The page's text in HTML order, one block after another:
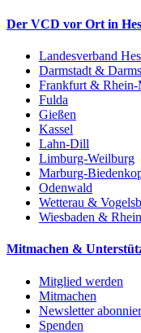
Der VCD vor Ort in
Landesverband
Darmstadt &
Frankfurt & Rhein-
Fulda
Gießen
Kassel
Lahn-Dill
Limburg-Weilburg
Marburg-
Odenwald
Wetterau &
Wiesbaden &
Mitmachen &
Mitglied werden
Mitmachen
Newsletter
Spenden